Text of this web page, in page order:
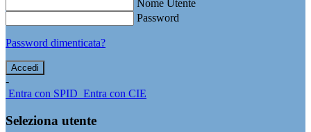
Nome Utente
Password
Password dimenticata?
-
Entra con SPID Entra con CIE
Seleziona utente